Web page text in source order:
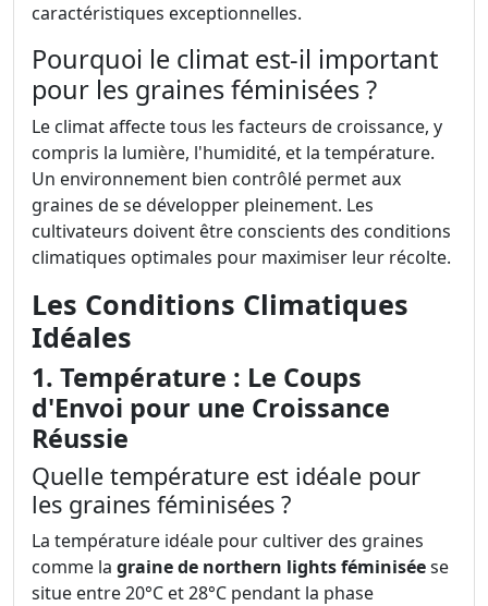
caractéristiques exceptionnelles.
Pourquoi le climat est-il important
pour les graines féminisées ?
Le climat affecte tous les facteurs de croissance, y
compris la lumière, l'humidité, et la température.
Un environnement bien contrôlé permet aux
graines de se développer pleinement. Les
cultivateurs doivent être conscients des conditions
climatiques optimales pour maximiser leur récolte.
Les Conditions Climatiques
Idéales
1. Température : Le Coups
d'Envoi pour une Croissance
Réussie
Quelle température est idéale pour
les graines féminisées ?
La température idéale pour cultiver des graines
comme la graine de northern lights féminiséese
situe entre 20°C et 28°C pendant la phase